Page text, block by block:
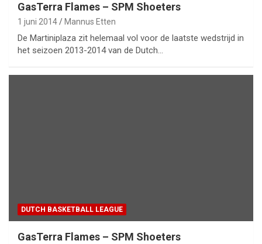
GasTerra Flames – SPM Shoeters
1 juni 2014 Mannus Etten
De Martiniplaza zit helemaal vol voor de laatste wedstrijd in
het seizoen 2013-2014 van de Dutch…
DUTCH BASKETBALL LEAGUE
GasTerra Flames – SPM Shoeters